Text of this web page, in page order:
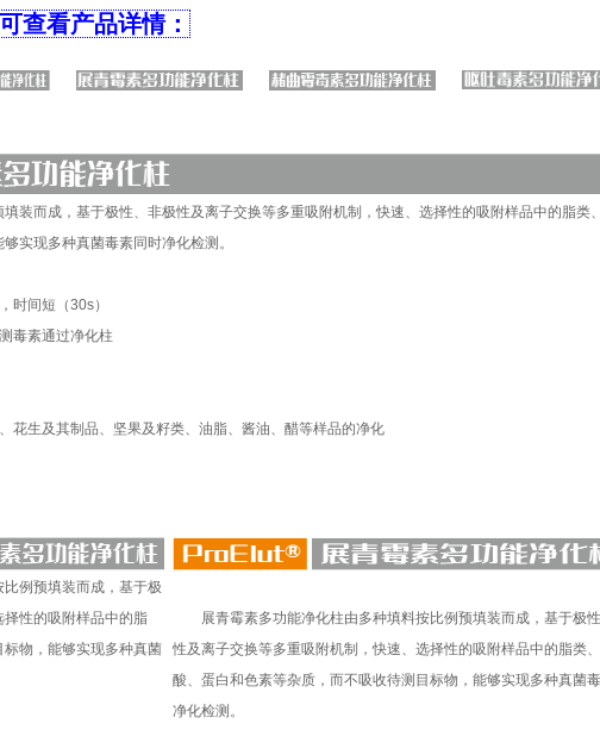
查看产品详情：
而成，基于极性、非极性及离子交换等多重吸附机制，快速、选择性的吸附样品中的脂类
实现多种真菌毒素同时净化检测。
时间短（30s）
毒素通过净化柱
花生及其制品、坚果及籽类、油脂、酱油、醋等样品的净化
例预填装而成，基于极
性的吸附样品中的脂
物，能够实现多种真菌
展青霉素多功能净化柱由多种填料按比例预填装而成，基于极
性及离子交换等多重吸附机制，快速、选择性的吸附样品中的脂类
酸、蛋白和色素等杂质，而不吸收待测目标物，能够实现多种真菌
净化检测。